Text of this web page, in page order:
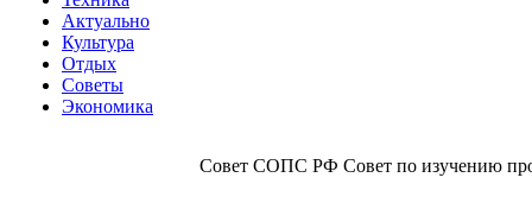
Актуально
Культура
Отдых
Советы
Экономика
Совет СОПС РФ Совет по изучению